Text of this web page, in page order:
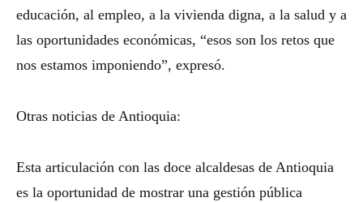
educación, al empleo, a la vivienda digna, a la salud y a
las oportunidades económicas, “esos son los retos que
nos estamos imponiendo”, expresó.
Otras noticias de Antioquia:
Esta articulación con las doce alcaldesas de Antioquia
es la oportunidad de mostrar una gestión pública